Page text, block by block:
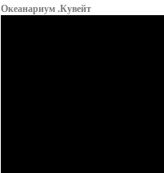
Океанариум .Кувейт